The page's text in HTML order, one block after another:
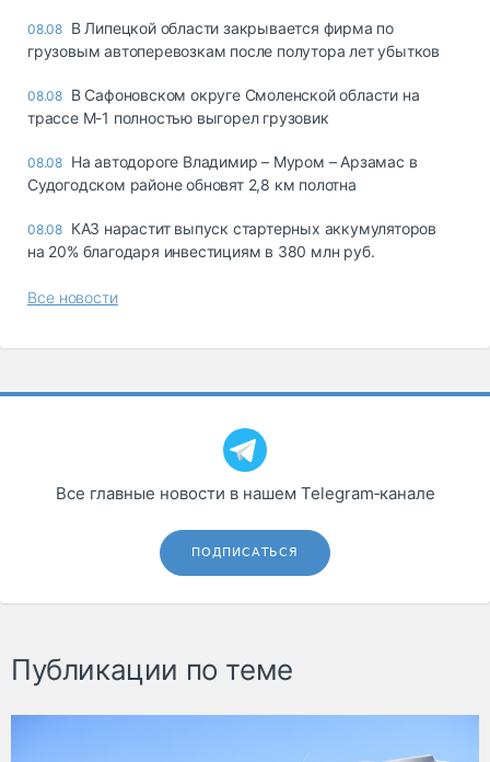
08.08 В Липецкой области закрывается фирма по
грузовым автоперевозкам после полутора лет убытков
08.08 В Сафоновском округе Смоленской области на
трассе М-1 полностью выгорел грузовик
08.08 На автодороге Владимир – Муром – Арзамас в
Судогодском районе обновят 2,8 км полотна
08.08 КАЗ нарастит выпуск стартерных аккумуляторов
на 20% благодаря инвестициям в 380 млн руб.
Все новости
Все главные новости в нашем Telegram‑канале
ПОДПИСАТЬСЯ
Публикации по теме